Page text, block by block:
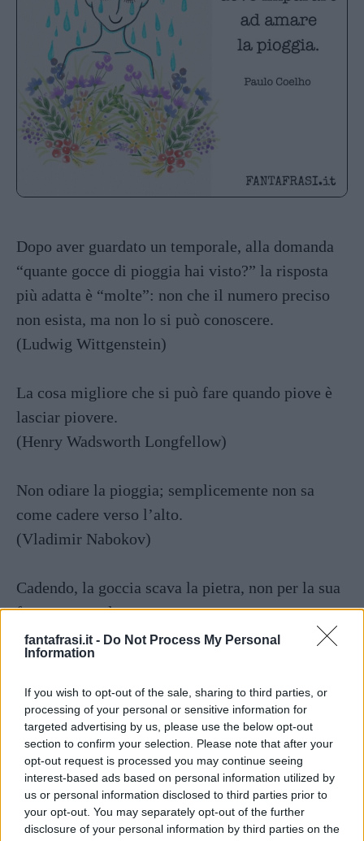
fantafrasi.it - Do Not Process My Personal
Information
If you wish to opt-out of the sale, sharing to third parties, or
processing of your personal or sensitive information for
targeted advertising by us, please use the below opt-out
section to confirm your selection. Please note that after your
opt-out request is processed you may continue seeing
interest-based ads based on personal information utilized by
us or personal information disclosed to third parties prior to
your opt-out. You may separately opt-out of the further
disclosure of your personal information by third parties on the
Dopo aver guardato un temporale, alla domanda
“quante gocce di pioggia hai visto?” la risposta
più adatta è “molte”: non che il numero preciso
non esista, ma non lo si può conoscere.
(Ludwig Wittgenstein)
La cosa migliore che si può fare quando piove è
lasciar piovere.
(Henry Wadsworth Longfellow)
Non odiare la pioggia; semplicemente non sa
come cadere verso l’alto.
(Vladimir Nabokov)
Cadendo, la goccia scava la pietra, non per la sua
forza, ma per la sua costanza.
(Lucrezio)
La pioggia si fermerà, la notte finirà, il dolore
svanirà. La speranza non è mai così persa da non
poter essere trovata.
(Ernest Hemingway)